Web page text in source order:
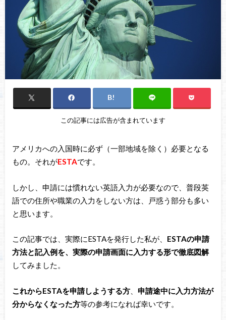
この記事には広告が含まれています
アメリカへの入国時に必ず（一部地域を除く）必要となる
もの。それがESTAです。
しかし、申請には慣れない英語入力が必要なので、普段英
語での住所や職業の入力をしない方は、戸惑う部分も多い
と思います。
この記事では、実際にESTAを発行した私が、 ESTAの申請
方法と記入例を、実際の申請画面に入力する形で徹底図解
してみました。
これからESTAを申請しようする方、 申請途中に入力方法が
分からなくなった方等の参考になれば幸いです。